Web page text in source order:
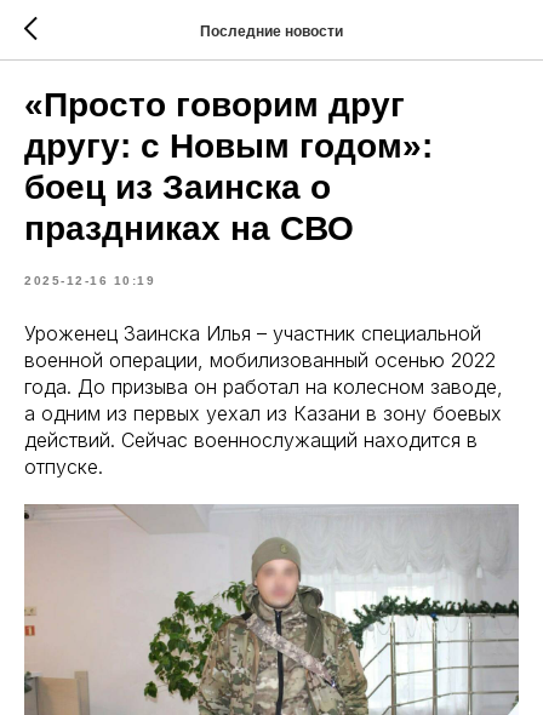
Последние новости
«Просто говорим друг
другу: с Новым годом»:
боец из Заинска о
праздниках на СВО
2025-12-16 10:19
Уроженец Заинска Илья – участник специальной
военной операции, мобилизованный осенью 2022
года. До призыва он работал на колесном заводе,
а одним из первых уехал из Казани в зону боевых
действий. Сейчас военнослужащий находится в
отпуске.